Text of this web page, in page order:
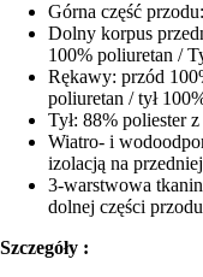
Górna część
Dolny korpus
100% poliuretan /
Rękawy: przód
poliuretan / tył
Tył: 88% poliester
Wiatro- i
izolacją na
3-warstwowa
dolnej części przodu
Szczegóły :